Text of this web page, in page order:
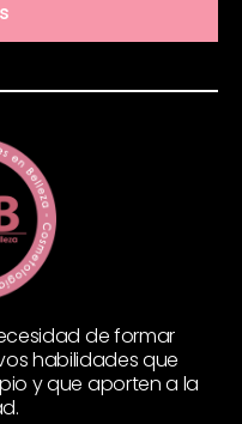
de formar
habilidades que
y que aporten a la